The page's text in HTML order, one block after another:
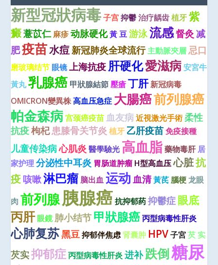
新型冠狀病毒 子宫 抑鬱 治疗龋齿 植牙 紫
癜薏苡仁 麻疹动脉硬化黃 豆 游泳流感督灸 减
肥疫苗水痘新冠肺炎全球流行主動脈夾層 忌口
磨玻璃结节 眼镜 上海抗疫肝硬化愛滋病 安宮牛
黃丸乳腺癌 甲狀腺結節 壓瘡 丁肝新冠病毒
OMICRON變異株高血压急症 大腸癌前列腺癌
帕金森病 宫颈癌疫苗 血友病 近視激光手術柔性
抗疫枸杞患膝骨关节炎 植牙 乙肝疫苗 免疫接種
儿童传染病心肌炎 醫學驗光 高血脂 藥物毒肝 居
家护理 分泌性中耳炎 胃肠道肿瘤 H型高血压 心脏抗
疫咳嗽淋巴瘤 脑出血 运动 血清黃芪 腦梗 龙眼
肉 前列腺胰腺癌 抗抑郁药 抑鬱症眼底
丙肝 眼鏡 肺小结节甲狀腺癌 丙型病毒性肝炎
心肺复苏黑豆 抑郁伴焦虑肾囊肿 HPV 子宮 芡 实
芡实抑郁症 丙型病毒性肝炎 进补跌倒糖尿